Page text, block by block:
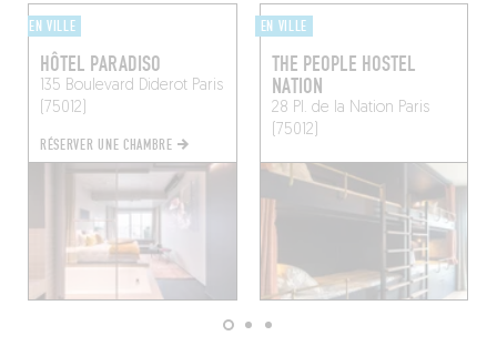
EN VILLE
HÔTEL PARADISO
135 Boulevard DiderotParis
(75012)
RÉSERVER UNE CHAMBRE
EN VILLE
THE PEOPLE HOSTEL
NATION
28 Pl. de la Nation Paris
(75012)